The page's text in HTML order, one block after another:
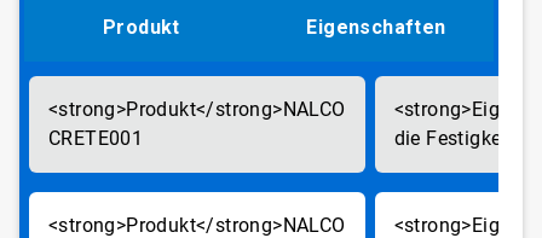
Produkt Eigenschaften
NALCO
CRETE001
die Festigkeit
NALCO